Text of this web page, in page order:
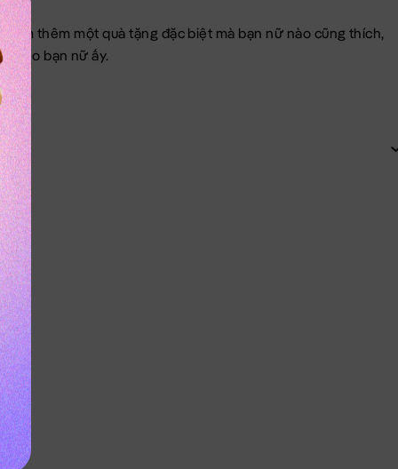
thêm một quà tặng đặc biệt mà bạn nữ nào cũng thích,
cho bạn nữ ấy.